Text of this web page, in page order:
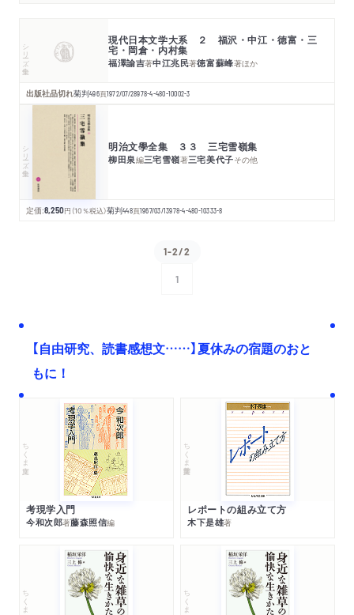
シリーズ・全集 現代日本文学大系 ２ 福沢・中江・徳富・三
宅・岡倉・内村集
福澤諭吉著中江兆民著徳富蘇峰著ほか
出版社品切れ菊判496頁1972/07/28978-4-480-10002-3
シリーズ・全集 明治文學全集 ３３ 三宅雪嶺集
柳田泉編三宅雪嶺著三宅美代子その他
定価:8,250円 （10％税込）菊判448頁1967/03/13978-4-480-10333-8
1-2/2
1
【自由研究、読書感想文……】夏休みの宿題のおと
もに！
ちくま文庫
考現学入門
今和次郎著藤森照信編
ちくま学芸文庫
レポートの組み立て方
木下是雄著
ちくま文庫 ちくま文庫